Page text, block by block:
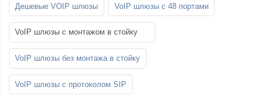
Дешевые VOIP шлюзы VoIP шлюзы с 48 портами
VoIP шлюзы с монтажом в стойку
VoIP шлюзы без монтажа в стойку
VoIP шлюзы с протоколом SIP